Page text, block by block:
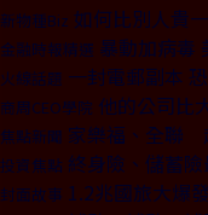
新物種Biz 如何比別人貴
金融時報精選 暴動加病毒
火線話題 一封電郵副本
商周CEO學院 他的公司比
焦點新聞 家樂福、全聯
投資焦點 終身險、儲蓄
封面故事 1.2兆國旅大爆發